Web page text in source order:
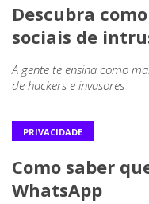
Descubra
sociais de
A gente te ensina como
de hackers e invasores
PRIVACIDADE
Como saber
WhatsApp